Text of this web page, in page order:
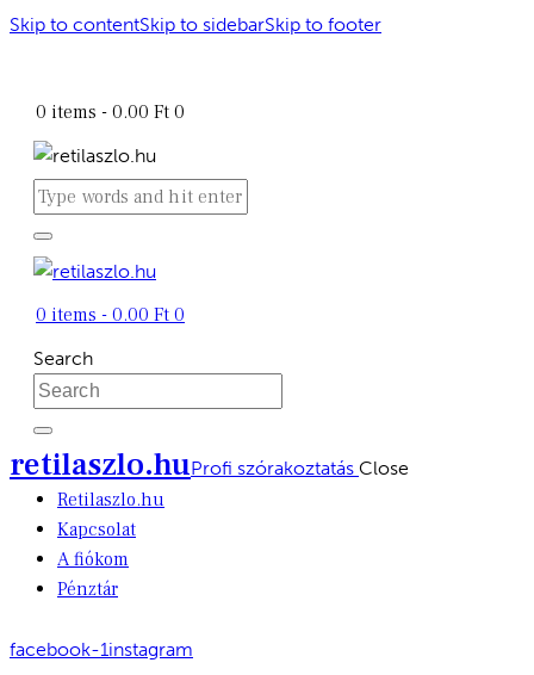
Skip to contentSkip to sidebarSkip to footer
0 items - 0.00 Ft 0
0 items - 0.00 Ft 0
Search
retilaszlo.huProfi szórakoztatás Close
Retilaszlo.hu
Kapcsolat
A fiókom
Pénztár
facebook-1instagram